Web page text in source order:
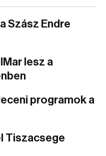
Szász Endre
lesz a
programok a
Tiszacsege